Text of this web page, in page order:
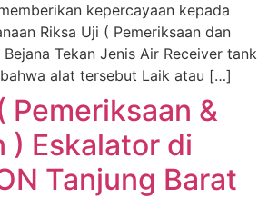
kepercayaan kepada
Riksa Uji ( Pemeriksaan dan
Tekan Jenis Air Receiver tank
alat tersebut Laik atau […]
Pemeriksaan &
) Eskalator di
Tanjung Barat